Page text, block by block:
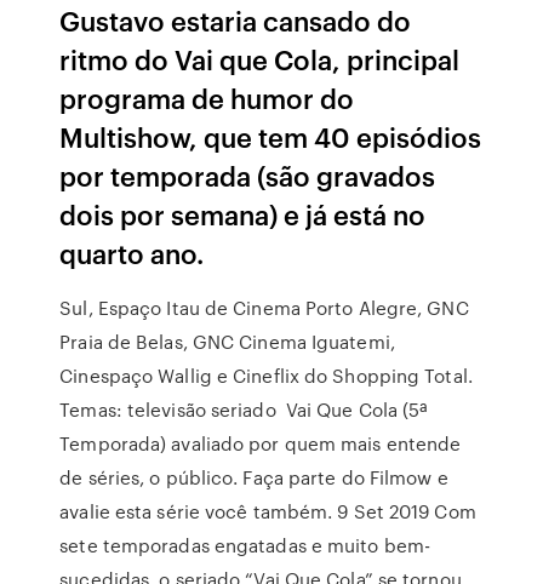
Gustavo estaria cansado do
ritmo do Vai que Cola, principal
programa de humor do
Multishow, que tem 40 episódios
por temporada (são gravados
dois por semana) e já está no
quarto ano.
Sul, Espaço Itau de Cinema Porto Alegre, GNC
Praia de Belas, GNC Cinema Iguatemi,
Cinespaço Wallig e Cineflix do Shopping Total.
Temas: televisão seriado Vai Que Cola (5ª
Temporada) avaliado por quem mais entende
de séries, o público. Faça parte do Filmow e
avalie esta série você também. 9 Set 2019 Com
sete temporadas engatadas e muito bem-
sucedidas, o seriado “Vai Que Cola” se tornou